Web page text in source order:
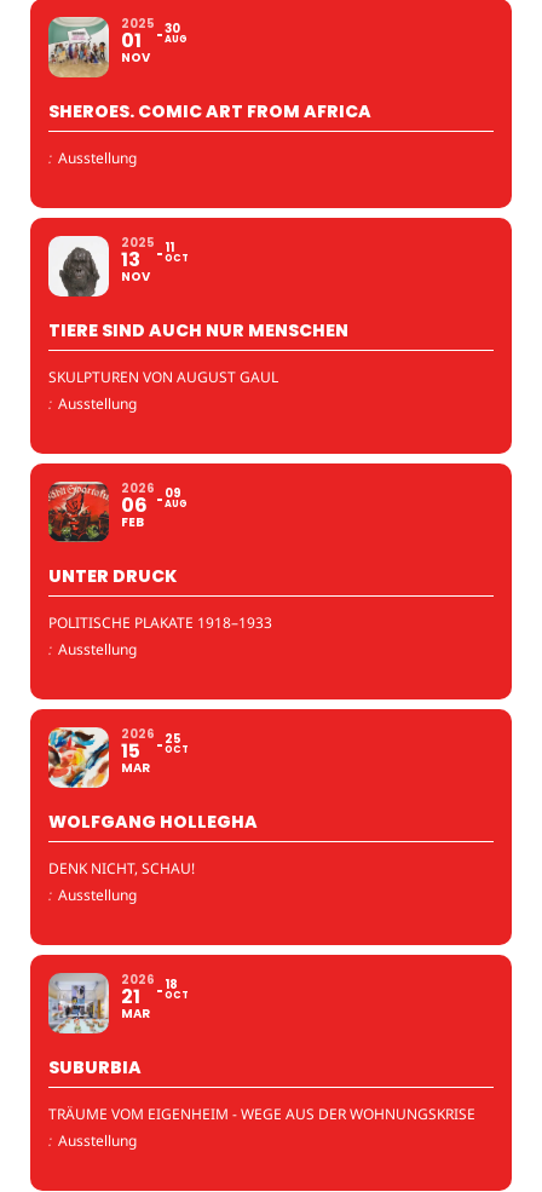
2025
01
NOV
30
AUG
SHEROES. COMIC ART FROM AFRICA
: Ausstellung
2025
13
NOV
11
OCT
TIERE SIND AUCH NUR MENSCHEN
SKULPTUREN VON AUGUST GAUL
: Ausstellung
2026
06
FEB
09
AUG
UNTER DRUCK
POLITISCHE PLAKATE 1918–1933
: Ausstellung
2026
15
MAR
25
OCT
WOLFGANG HOLLEGHA
DENK NICHT, SCHAU!
: Ausstellung
2026
21
MAR
18
OCT
SUBURBIA
TRÄUME VOM EIGENHEIM - WEGE AUS DER WOHNUNGSKRISE
: Ausstellung